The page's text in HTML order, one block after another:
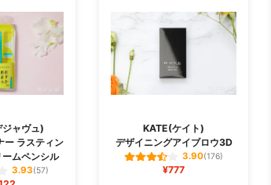
ャヴュ)
ー ラスティン
ムペンシル
3.93(57)
KATE(ケイト)
デザイニングアイブロウ3D
3.90(176)
¥777